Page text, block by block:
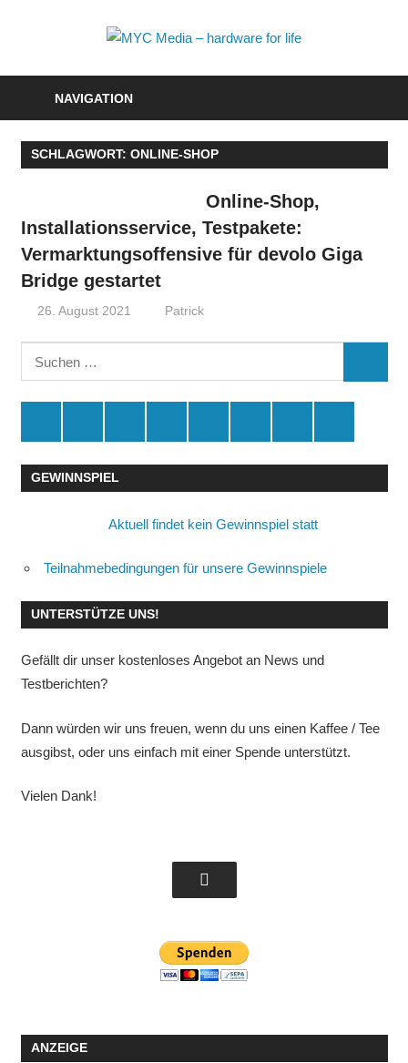
Media
–
for
life
NAVIGATION
SCHLAGWORT: ONLINE-SHOP
Online-Shop,
Installationsservice, Testpakete:
Vermarktungsoffensive für devolo Giga
Bridge gestartet
26. August 2021 Patrick
Suchen
nach:
GEWINNSPIEL
Aktuell findet kein Gewinnspiel statt
Teilnahmebedingungen für unsere Gewinnspiele
UNTERSTÜTZE UNS!
Gefällt dir unser kostenloses Angebot an News und
Testberichten?
Dann würden wir uns freuen, wenn du uns einen Kaffee / Tee
ausgibst, oder uns einfach mit einer Spende unterstützt.
Vielen Dank!
ANZEIGE